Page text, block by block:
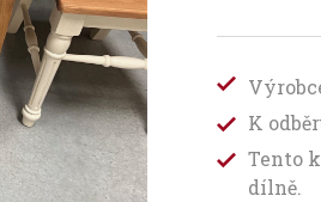
K
Tento
dílně.